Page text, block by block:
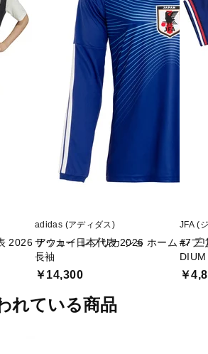
2026 アウェイ レプリカ ショ
adidas (アディダス)
サッカー日本代表 2026 ホーム レプ
長袖
￥14,300
JFA (
#7 三
￥
れている商品